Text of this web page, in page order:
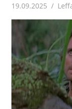
19.09.2025